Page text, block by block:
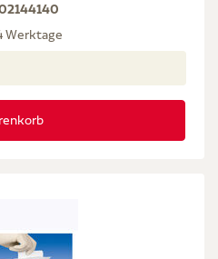
Werktage